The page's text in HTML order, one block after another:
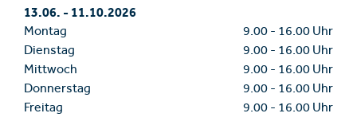
13.06.-11.10.2026
Montag 9.00 - 16.00 Uhr
Dienstag
9.00 - 16.00 Uhr
Mittwoch
9.00 - 16.00 Uhr
Donnerstag
9.00 - 16.00 Uhr
Freitag
9.00 - 16.00 Uhr